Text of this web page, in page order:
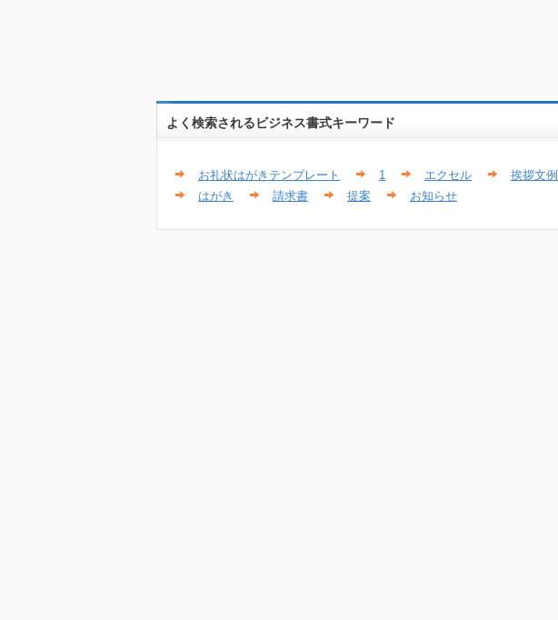
よく検索されるビジネス書式キーワード
お礼状はがきテンプレート 1 エクセル 挨拶文例
はがき
請求書 提案 お知らせ